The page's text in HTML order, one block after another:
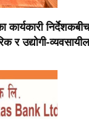
कार्यकारी
र उद्योगी-